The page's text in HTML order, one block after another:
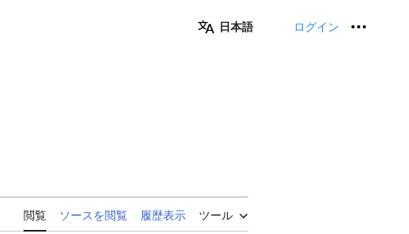
日本語 ログイン
閲覧 ソースを閲覧 履歴表示 ツール